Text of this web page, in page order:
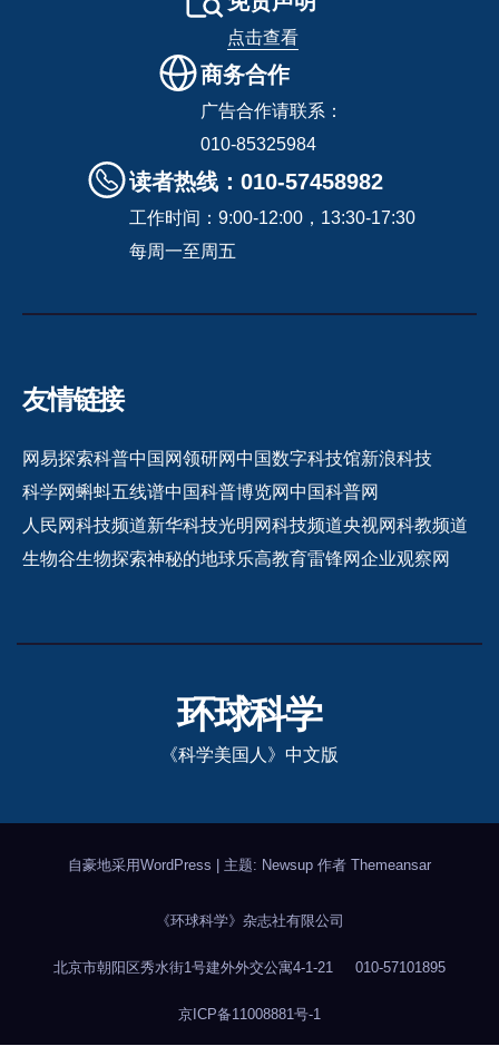
点击查看
商务合作
广告合作请联系：
010-85325984
读者热线：010-57458982
工作时间：9:00-12:00，13:30-17:30
每周一至周五
友情链接
网易探索科普中国网领研网中国数字科技馆新浪科技
科学网蝌蚪五线谱中国科普博览网中国科普网
人民网科技频道新华科技光明网科技频道央视网科教频道
生物谷生物探索神秘的地球乐高教育雷锋网企业观察网
环球科学
《科学美国人》中文版
自豪地采用WordPress | 主题: Newsup 作者 Themeansar
《环球科学》杂志社有限公司
北京市朝阳区秀水街1号建外外交公寓4-1-21 010-57101895
京ICP备11008881号-1